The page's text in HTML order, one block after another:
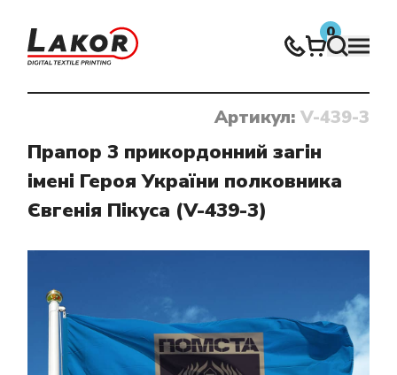
0
Нічого не знайдено
Артикул: V-439-3
Прапор 3 прикордонний загін
імені Героя України полковника
Євгенія Пікуса (V-439-3)